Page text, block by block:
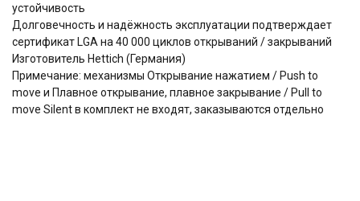
устойчивость
Долговечность и надёжность эксплуатации подтверждает
сертификат LGA на 40 000 циклов открываний / закрываний
Изготовитель Hettich (Германия)
Примечание: механизмы Открывание нажатием / Push to
move и Плавное открывание, плавное закрывание / Pull to
move Silent в комплект не входят, заказываются отдельно